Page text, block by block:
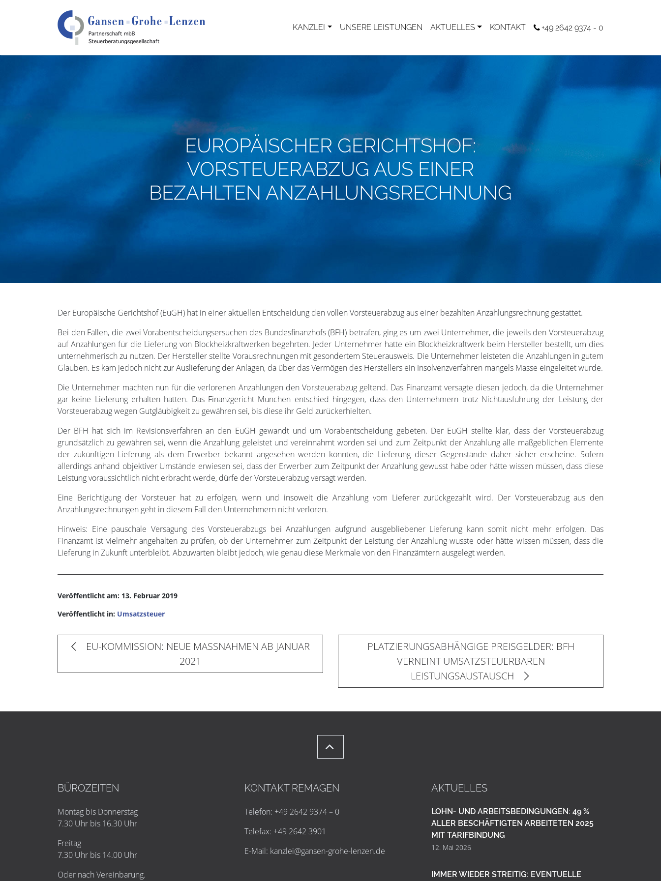
KANZLEI UNSERE LEISTUNGEN AKTUELLES KONTAKT +49 2642 9374 - 0
EUROPÄISCHER GERICHTSHOF:
VORSTEUERABZUG AUS EINER
BEZAHLTEN ANZAHLUNGSRECHNUNG
Der Europäische Gerichtshof (EuGH) hat in einer aktuellen Entscheidung den vollen Vorsteuerabzug aus einer bezahlten Anzahlungsrechnung gestattet.
Bei den Fällen, die zwei Vorabentscheidungsersuchen des Bundesfinanzhofs (BFH) betrafen, ging es um zwei Unternehmer, die jeweils den Vorsteuerabzug
auf Anzahlungen für die Lieferung von Blockheizkraftwerken begehrten. Jeder Unternehmer hatte ein Blockheizkraftwerk beim Hersteller bestellt, um dies
unternehmerisch zu nutzen. Der Hersteller stellte Vorausrechnungen mit gesondertem Steuerausweis. Die Unternehmer leisteten die Anzahlungen in gutem
Glauben. Es kam jedoch nicht zur Auslieferung der Anlagen, da über das Vermögen des Herstellers ein Insolvenzverfahren mangels Masse eingeleitet wurde.
Die Unternehmer machten nun für die verlorenen Anzahlungen den Vorsteuerabzug geltend. Das Finanzamt versagte diesen jedoch, da die Unternehmer
gar keine Lieferung erhalten hätten. Das Finanzgericht München entschied hingegen, dass den Unternehmern trotz Nichtausführung der Leistung der
Vorsteuerabzug wegen Gutgläubigkeit zu gewähren sei, bis diese ihr Geld zurückerhielten.
Der BFH hat sich im Revisionsverfahren an den EuGH gewandt und um Vorabentscheidung gebeten. Der EuGH stellte klar, dass der Vorsteuerabzug
grundsätzlich zu gewähren sei, wenn die Anzahlung geleistet und vereinnahmt worden sei und zum Zeitpunkt der Anzahlung alle maßgeblichen Elemente
der zukünftigen Lieferung als dem Erwerber bekannt angesehen werden könnten, die Lieferung dieser Gegenstände daher sicher erscheine. Sofern
allerdings anhand objektiver Umstände erwiesen sei, dass der Erwerber zum Zeitpunkt der Anzahlung gewusst habe oder hätte wissen müssen, dass diese
Leistung voraussichtlich nicht erbracht werde, dürfe der Vorsteuerabzug versagt werden.
Eine Berichtigung der Vorsteuer hat zu erfolgen, wenn und insoweit die Anzahlung vom Lieferer zurückgezahlt wird. Der Vorsteuerabzug aus den
Anzahlungsrechnungen geht in diesem Fall den Unternehmern nicht verloren.
Hinweis: Eine pauschale Versagung des Vorsteuerabzugs bei Anzahlungen aufgrund ausgebliebener Lieferung kann somit nicht mehr erfolgen. Das
Finanzamt ist vielmehr angehalten zu prüfen, ob der Unternehmer zum Zeitpunkt der Leistung der Anzahlung wusste oder hätte wissen müssen, dass die
Lieferung in Zukunft unterbleibt. Abzuwarten bleibt jedoch, wie genau diese Merkmale von den Finanzämtern ausgelegt werden.
Veröffentlicht am: 13. Februar 2019
Veröffentlicht in: Umsatzsteuer
EU-KOMMISSION: NEUE MASSNAHMEN AB JANUAR
2021
PLATZIERUNGSABHÄNGIGE PREISGELDER: BFH
VERNEINT UMSATZSTEUERBAREN
LEISTUNGSAUSTAUSCH
BÜROZEITEN
Montag bis Donnerstag
7.30 Uhr bis 16.30 Uhr
Freitag
7.30 Uhr bis 14.00 Uhr
Oder nach Vereinbarung.
KONTAKT REMAGEN
Telefon: +49 2642 9374 – 0
Telefax: +49 2642 3901
E-Mail: kanzlei@gansen-grohe-lenzen.de
AKTUELLES
LOHN- UND ARBEITSBEDINGUNGEN: 49 %
ALLER BESCHÄFTIGTEN ARBEITETEN 2025
MIT TARIFBINDUNG
12. Mai 2026
IMMER WIEDER STREITIG: EVENTUELLE